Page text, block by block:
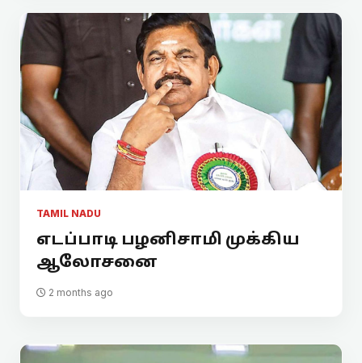
TAMIL NADU
எடப்பாடி பழனிசாமி முக்கிய
ஆலோசனை
2 months ago